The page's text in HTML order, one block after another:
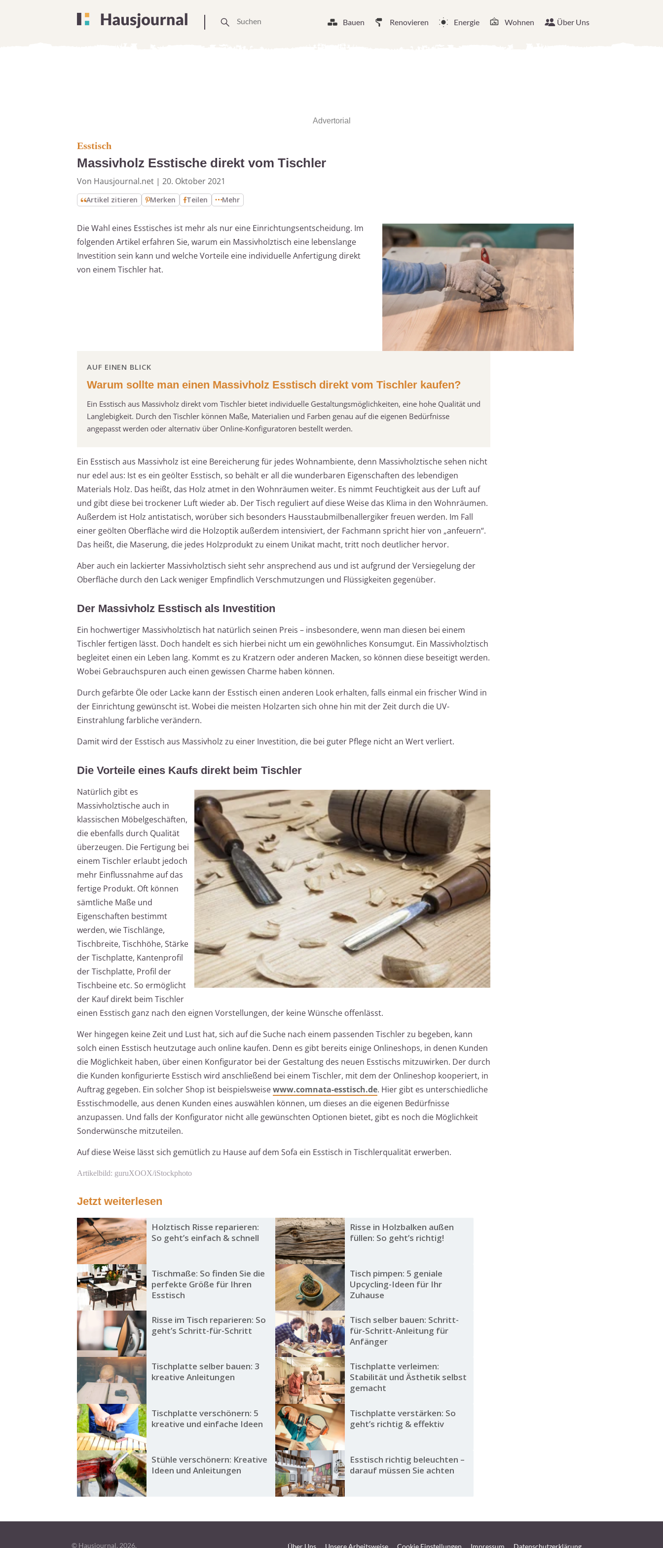
Bauen Renovieren Energie Wohnen Über Uns
Advertorial
Esstisch
Massivholz Esstische direkt vom Tischler
Von Hausjournal.net | 20. Oktober 2021
Artikel zitieren Merken Teilen Mehr
Die Wahl eines Esstisches ist mehr als nur eine Einrichtungsentscheidung. Im
folgenden Artikel erfahren Sie, warum ein Massivholztisch eine lebenslange
Investition sein kann und welche Vorteile eine individuelle Anfertigung direkt
von einem Tischler hat.
AUF EINEN BLICK
Warum sollte man einen Massivholz Esstisch direkt vom Tischler kaufen?
Ein Esstisch aus Massivholz direkt vom Tischler bietet individuelle Gestaltungsmöglichkeiten, eine hohe Qualität und
Langlebigkeit. Durch den Tischler können Maße, Materialien und Farben genau auf die eigenen Bedürfnisse
angepasst werden oder alternativ über Online-Konfiguratoren bestellt werden.
Ein Esstisch aus Massivholz ist eine Bereicherung für jedes Wohnambiente, denn Massivholztische sehen nicht
nur edel aus: Ist es ein geölter Esstisch, so behält er all die wunderbaren Eigenschaften des lebendigen
Materials Holz. Das heißt, das Holz atmet in den Wohnräumen weiter. Es nimmt Feuchtigkeit aus der Luft auf
und gibt diese bei trockener Luft wieder ab. Der Tisch reguliert auf diese Weise das Klima in den Wohnräumen.
Außerdem ist Holz antistatisch, worüber sich besonders Hausstaubmilbenallergiker freuen werden. Im Fall
einer geölten Oberfläche wird die Holzoptik außerdem intensiviert, der Fachmann spricht hier von „anfeuern“.
Das heißt, die Maserung, die jedes Holzprodukt zu einem Unikat macht, tritt noch deutlicher hervor.
Aber auch ein lackierter Massivholztisch sieht sehr ansprechend aus und ist aufgrund der Versiegelung der
Oberfläche durch den Lack weniger Empfindlich Verschmutzungen und Flüssigkeiten gegenüber.
Der Massivholz Esstisch als Investition
Ein hochwertiger Massivholztisch hat natürlich seinen Preis – insbesondere, wenn man diesen bei einem
Tischler fertigen lässt. Doch handelt es sich hierbei nicht um ein gewöhnliches Konsumgut. Ein Massivholztisch
begleitet einen ein Leben lang. Kommt es zu Kratzern oder anderen Macken, so können diese beseitigt werden.
Wobei Gebrauchspuren auch einen gewissen Charme haben können.
Durch gefärbte Öle oder Lacke kann der Esstisch einen anderen Look erhalten, falls einmal ein frischer Wind in
der Einrichtung gewünscht ist. Wobei die meisten Holzarten sich ohne hin mit der Zeit durch die UV-
Einstrahlung farbliche verändern.
Damit wird der Esstisch aus Massivholz zu einer Investition, die bei guter Pflege nicht an Wert verliert.
Die Vorteile eines Kaufs direkt beim Tischler
Natürlich gibt es
Massivholztische auch in
klassischen Möbelgeschäften,
die ebenfalls durch Qualität
überzeugen. Die Fertigung bei
einem Tischler erlaubt jedoch
mehr Einflussnahme auf das
fertige Produkt. Oft können
sämtliche Maße und
Eigenschaften bestimmt
werden, wie Tischlänge,
Tischbreite, Tischhöhe, Stärke
der Tischplatte, Kantenprofil
der Tischplatte, Profil der
Tischbeine etc. So ermöglicht
der Kauf direkt beim Tischler
einen Esstisch ganz nach den eignen Vorstellungen, der keine Wünsche offenlässt.
Wer hingegen keine Zeit und Lust hat, sich auf die Suche nach einem passenden Tischler zu begeben, kann
solch einen Esstisch heutzutage auch online kaufen. Denn es gibt bereits einige Onlineshops, in denen Kunden
die Möglichkeit haben, über einen Konfigurator bei der Gestaltung des neuen Esstischs mitzuwirken. Der durch
die Kunden konfigurierte Esstisch wird anschließend bei einem Tischler, mit dem der Onlineshop kooperiert, in
Auftrag gegeben. Ein solcher Shop ist beispielsweisewww.comnata-esstisch.de. Hier gibt es unterschiedliche
Esstischmodelle, aus denen Kunden eines auswählen können, um dieses an die eigenen Bedürfnisse
anzupassen. Und falls der Konfigurator nicht alle gewünschten Optionen bietet, gibt es noch die Möglichkeit
Sonderwünsche mitzuteilen.
Auf diese Weise lässt sich gemütlich zu Hause auf dem Sofa ein Esstisch in Tischlerqualität erwerben.
Artikelbild: guruXOOX/iStockphoto
Jetzt weiterlesen
Holztisch Risse reparieren:
So geht’s einfach & schnell
Risse in Holzbalken außen
füllen: So geht’s richtig!
Tischmaße: So finden Sie die
perfekte Größe für Ihren
Esstisch
Tisch pimpen: 5 geniale
Upcycling-Ideen für Ihr
Zuhause
Risse im Tisch reparieren: So
geht’s Schritt-für-Schritt
Tisch selber bauen: Schritt-
für-Schritt-Anleitung für
Anfänger
Tischplatte selber bauen: 3
kreative Anleitungen
Tischplatte verleimen:
Stabilität und Ästhetik selbst
gemacht
Tischplatte verschönern: 5
kreative und einfache Ideen
Tischplatte verstärken: So
geht’s richtig & effektiv
Stühle verschönern: Kreative
Ideen und Anleitungen
Esstisch richtig beleuchten –
darauf müssen Sie achten
Über Uns Unsere Arbeitsweise Cookie Einstellungen Impressum Datenschutzerklärung
© Hausjournal, 2026.